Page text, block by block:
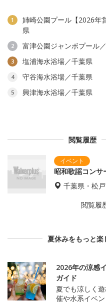
1
姉崎公園プール【2026年
県
2 富津公園ジャンボプール
3 塩浦海水浴場／千葉県
4 守谷海水浴場／千葉県
5
興津海水浴場／千葉県
閲覧履歴
昭和歌謡コンサ
千葉県・松
閲覧履
夏休みをもっと楽
2026年の涼感
ガイド
夏でも涼しく
催や水系イベ